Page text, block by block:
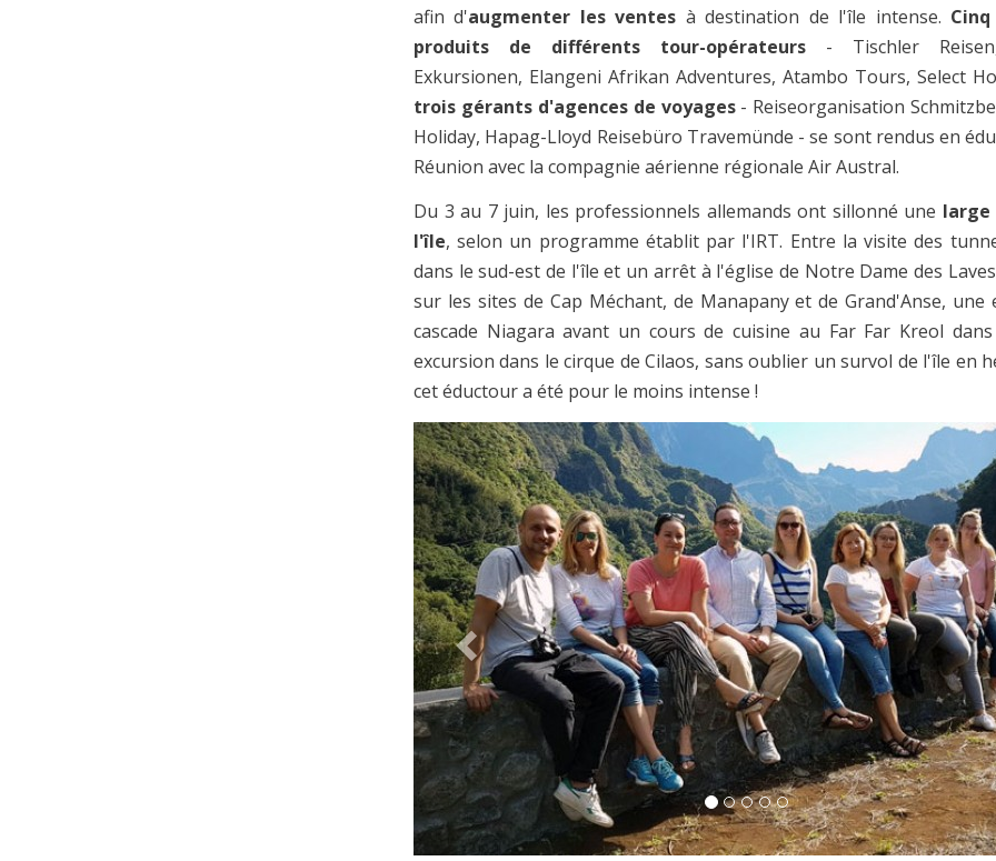
afin d'augmenter les ventes à destination de l'île intense.
produits de différents tour-opérateurs - Tischler
Exkursionen, Elangeni Afrikan Adventures, Atambo Tours, Select
trois gérants d'agences de voyages - Reiseorganisation
Holiday, Hapag-Lloyd Reisebüro Travemünde - se sont rendus en
Réunion avec la compagnie aérienne régionale Air Austral.
Du 3 au 7 juin, les professionnels allemands ont sillonné une
l'île, selon un programme établit par l'IRT. Entre la visite des
dans le sud-est de l'île et un arrêt à l'église de Notre Dame des
sur les sites de Cap Méchant, de Manapany et de Grand'Anse, une
cascade Niagara avant un cours de cuisine au Far Far Kreol
excursion dans le cirque de Cilaos, sans oublier un survol de l'île en
cet éductour a été pour le moins intense !
Previous